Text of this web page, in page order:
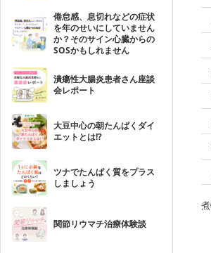
倦怠感、息切れなどの症状
を年のせいにしていません
か？そのサイン心臓からの
SOSかもしれません
潰瘍性大腸炎患者さん座談
会レポート
大豆中心の朝たんぱくダイ
エットとは!?
ツナでたんぱく質をプラス
しましょう
関節リウマチ治療体験談